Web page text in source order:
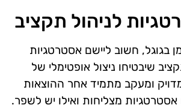
לניהול תקציב
בגוגל, חשוב ליישם אסטרטגיות
שיבטיחו ניצול אופטימלי של
ומעקב מתמיד אחר ההוצאות
מצליחות ואילו יש לשפר.